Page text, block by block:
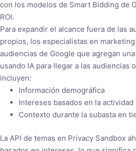
con los modelos de Smart Bidding de
ROI.
Para expandir el alcance fuera de las
propios, los especialistas en
audiencias de Google que agregan
usando IA para llegar a las audiencias
incluyen:
Información demográfica
Intereses basados ​​en la
Contexto durante la subasta en
La API de temas en Privacy Sandbox